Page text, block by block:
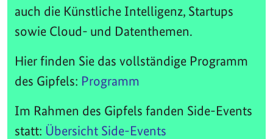
auch die Künstliche Intelligenz, Startups
sowie Cloud- und Datenthemen.
Hier finden Sie das vollständige Programm
des Gipfels: Programm
Im Rahmen des Gipfels fanden Side-Events
statt: Übersicht Side-Events